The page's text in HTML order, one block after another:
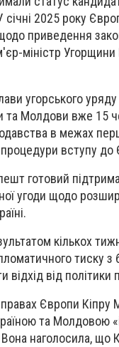
січні 2025 року
приведення
міністр
угорського
та Молдови вже 15
в межах
вступу до
готовий
угоди щодо
кількох
тиску з
відхід від
Європи
та Молдовою
наголосила, що